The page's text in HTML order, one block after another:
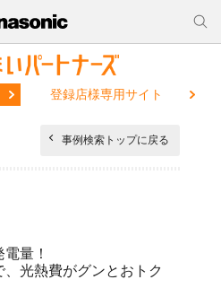
登録店様専用サイト
事例検索トップに戻る
量！
光熱費がグンとおトク